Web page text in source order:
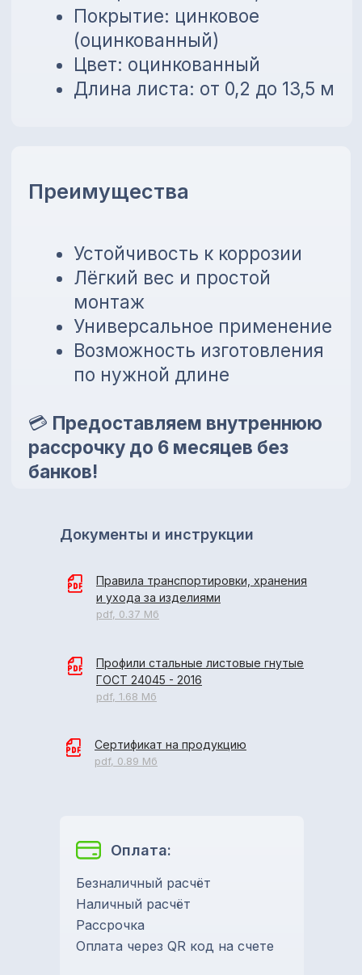
Предоставляем внутреннюю
рассрочку до 6 месяцев без
банков!
Правила транспортировки, хранения
и ухода за изделиями
pdf, 0.37 Мб
Профили стальные листовые гнутые
ГОСТ 24045 - 2016
pdf, 1.68 Мб
Сертификат на продукцию
pdf, 0.89 Мб
Документы и инструкции
Оплата:
Безналичный расчёт
Наличный расчёт
Рассрочка
Оплата через QR код на счете